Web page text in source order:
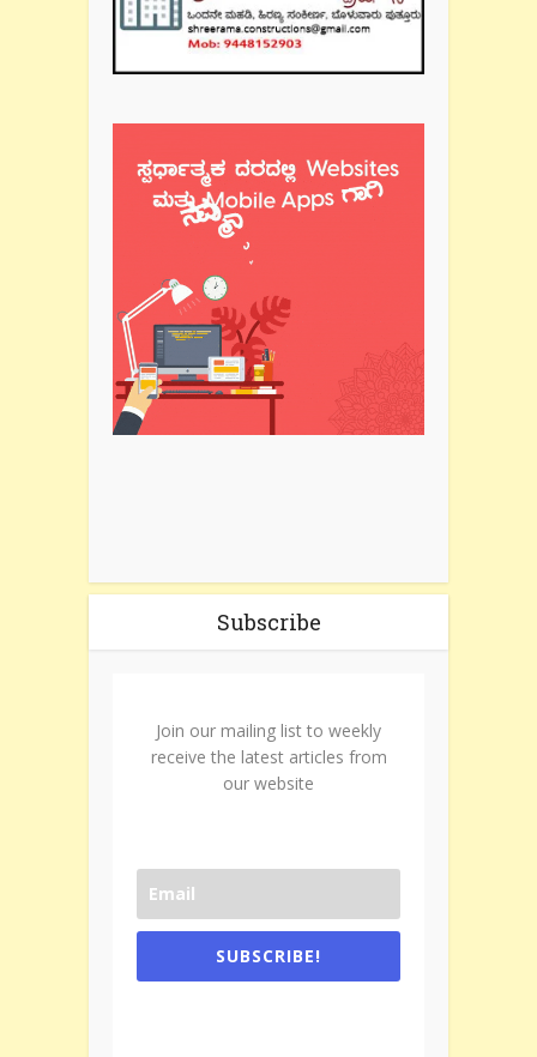
Subscribe
Join our mailing list to weekly
receive the latest articles from
our website
SUBSCRIBE!